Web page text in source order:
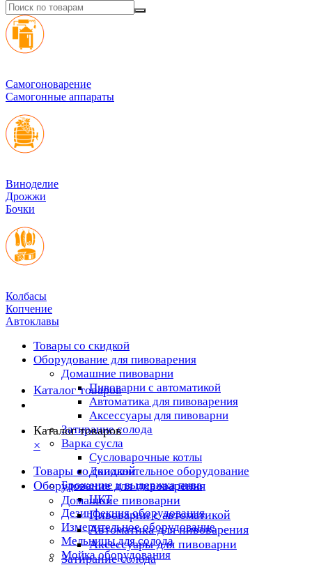
Cамогоноварение
Самогонные аппараты
Виноделие
Дрожжи
Бочки
Колбасы
Копчение
Автоклавы
Товары со скидкой
Оборудование для пивоварения
Домашние пивоварни
Пивоварни с автоматикой
Автоматика для пивоварения
Аксессуары для пивоварни
Затирание солода
Варка сусла
Cусловарочные котлы
Дополнительное оборудование
Брожение и выдержка пива
ЦКТ
Дезинфекция оборудования
Измерительное оборудование
Мельницы для солода
Мойка оборудования
Каталог товаров
Каталог товаров
×
Товары со скидкой
Оборудование для пивоварения
Домашние пивоварни
Пивоварни с автоматикой
Автоматика для пивоварения
Аксессуары для пивоварни
Затирание солода